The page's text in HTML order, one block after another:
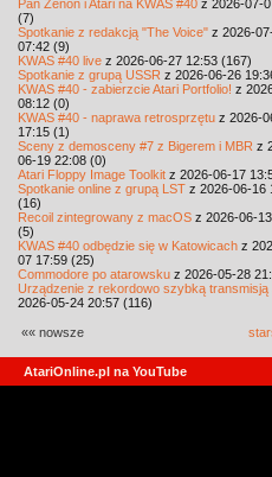
Pan Zenon i Atari na KWAS #40 z 2026-07-
(7)
Spotkanie z redakcją "The Voice" z 2026-
07:42 (9)
KWAS #40 live z 2026-06-27 12:53 (167)
Spotkanie z grupą USSR z 2026-06-26
KWAS #40 - zabierzcie Atari Portfolio! z
08:12 (0)
KWAS #40 - naprawa retrosprzętu z 2026-
17:15 (1)
Sceny z demosceny #7 z Bigerem i MBR z
06-19 22:08 (0)
Atari Floppy Image Toolkit z 2026-06-17
Spotkanie online z grupą LST z 2026-06-16
(16)
Recoil zintegrowany z macOS z 2026-06-
(5)
KWAS #40 odbędzie się w Katowicach z
07 17:59 (25)
Commodore po atarowsku z 2026-05-28
Urządzenie z rekordowo szybką transmisją
2026-05-24 20:57 (116)
«« nowsze
AtariOnline.pl na YouTube